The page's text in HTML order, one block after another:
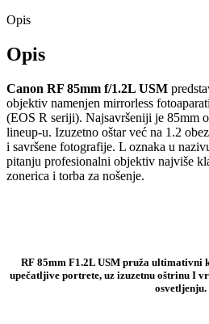
Opis
Opis
Canon RF 85mm f/1.2L USM
objektiv namenjen mirrorless
(EOS R seriji). Najsavršeniji je 85mm
lineup-u. Izuzetno oštar već na 1.2
i savršene fotografije. L oznaka u
pitanju profesionalni objektiv najviše
zonerica i torba za nošenje.
RF 85mm F1.2L USM pruža ultimativni
upečatljive portrete, uz izuzetnu oštrinu I
osvetljenju.